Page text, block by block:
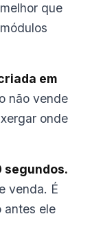
que
em
não vende
onde
segundos.
venda. É
antes ele